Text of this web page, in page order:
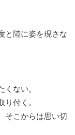
と陸に姿を現さな
くない。
り付く。
そこからは思い切